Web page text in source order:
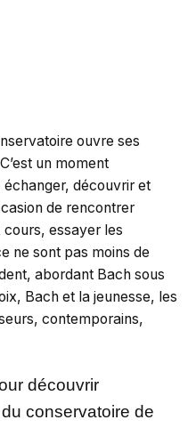
ouvre ses
un moment
découvrir et
de rencontrer
essayer les
ne sont pas moins de
abordant Bach sous
Bach et la jeunesse, les
contemporains,
découvrir
conservatoire de